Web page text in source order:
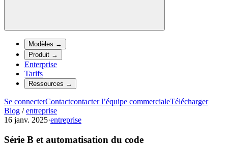
Modèles →
Produit →
Enterprise
Tarifs
Ressources →
Se connecterContactcontacter l’équipe commercialeTélécharger
Blog / entreprise
16 janv. 2025·entreprise
Série B et automatisation du code